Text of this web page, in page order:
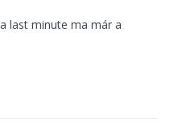
last minute ma már a